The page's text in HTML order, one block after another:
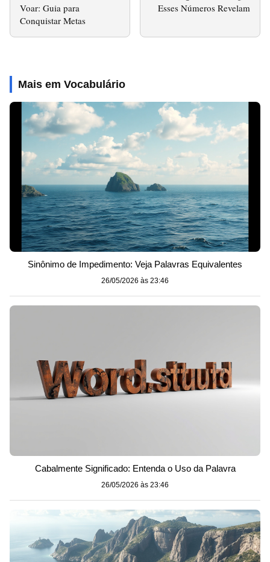
Voar: Guia para
Conquistar Metas
Esses Números Revelam
Mais em Vocabulário
Sinônimo de Impedimento: Veja Palavras Equivalentes
26/05/2026 às 23:46
Cabalmente Significado: Entenda o Uso da Palavra
26/05/2026 às 23:46